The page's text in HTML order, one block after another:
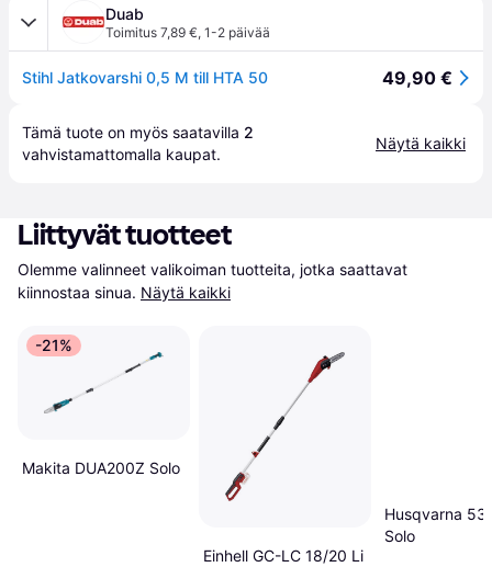
Duab
Toimitus 7,89 €, 1-2 päivää
Stihl Jatkovarshi 0,5 M till HTA 50 49,90 €
Tämä tuote on myös saatavilla 2
vahvistamattomalla kaupat.
Näytä kaikki
Liittyvät tuotteet
Olemme valinneet valikoiman tuotteita, jotka saattavat
kiinnostaa sinua. Näytä kaikki
-21%
Makita DUA200Z Solo
Einhell GC-LC 18/20 Li
Husqvarna
Solo